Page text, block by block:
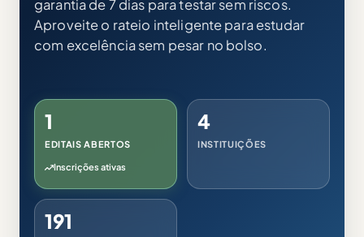
garantia de 7 dias para testar sem riscos.
Aproveite o rateio inteligente para estudar
com excelência sem pesar no bolso.
1
EDITAIS ABERTOS
Inscrições ativas
4
INSTITUIÇÕES
191